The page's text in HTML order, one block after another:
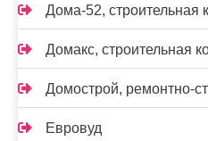
Дома-52, строительная
Домакс, строительная
Домострой, ремонтно-
Евровуд